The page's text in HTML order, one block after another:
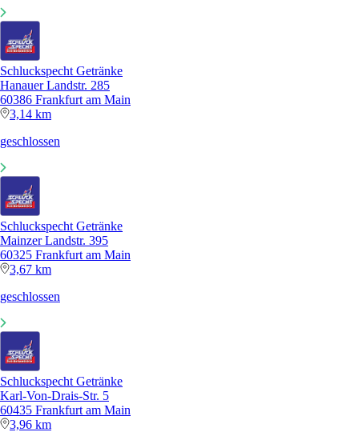
Schluckspecht Getränke
Hanauer Landstr. 285
60386 Frankfurt am Main
3,14 km
geschlossen
Schluckspecht Getränke
Mainzer Landstr. 395
60325 Frankfurt am Main
3,67 km
geschlossen
Schluckspecht Getränke
Karl-Von-Drais-Str. 5
60435 Frankfurt am Main
3,96 km